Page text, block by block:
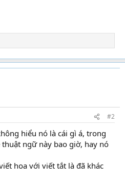
#2
hiểu nó là cái gì á, trong
ngữ này bao giờ, hay nó
hoa với viết tắt là đã khác